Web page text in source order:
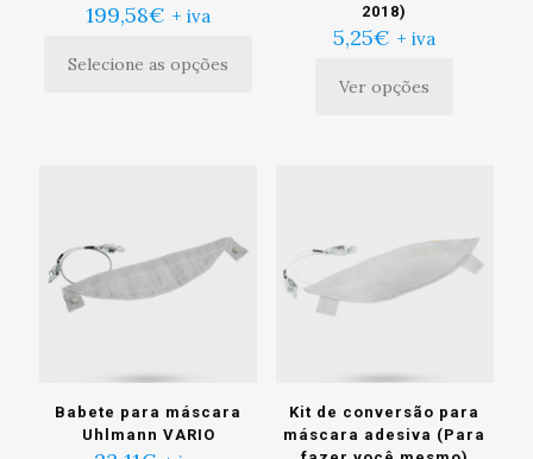
199,58€ + iva
Selecione as opções
2018)
5,25€ + iva
Ver opções
Este
podem
ser
escolhidas
Babete para máscara
Uhlmann VARIO
Kit de conversão para
máscara adesiva (Para